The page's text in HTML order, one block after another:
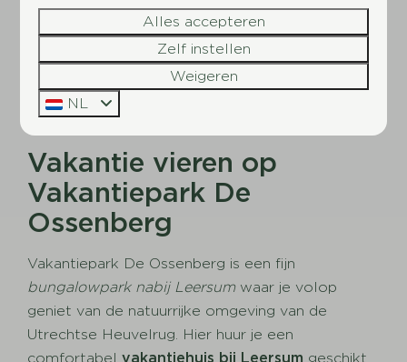
🌳 Verwarmd buitenzwembad
🌳 Restaurant, cafetaria, bruin café en
buitenterras
🌳 Kidsclub (in de vakantieperiodes)
🌳 Sportveld, tennisbaan en jeu de boulesbaan
Vakantie vieren op
Vakantiepark De
Ossenberg
Vakantiepark De Ossenberg is een fijn
bungalowpark nabij Leersum waar je volop
geniet van de natuurrijke omgeving van de
Utrechtse Heuvelrug. Hier huur je een
comfortabelvakantiehuis bij Leersum geschikt
Alles accepteren
Zelf instellen
Weigeren
NL